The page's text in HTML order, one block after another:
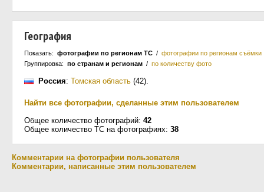
География
Показать: фотографии по регионам ТС / фотографии по регионам съёмки
Группировка: по странам и регионам / по количеству фото
Россия: Томская область (42).
Найти все фотографии, сделанные этим пользователем
Общее количество фотографий: 42
Общее количество ТС на фотографиях: 38
Комментарии на фотографии пользователя
Комментарии, написанные этим пользователем